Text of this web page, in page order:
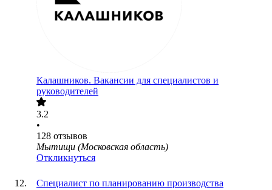
Калашников. Вакансии для специалистов и
руководителей
3.2
•
128 отзывов
Мытищи (Московская область)
Откликнуться
Специалист по планированию производства